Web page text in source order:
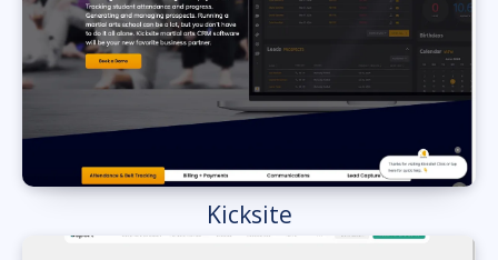
Kicksite